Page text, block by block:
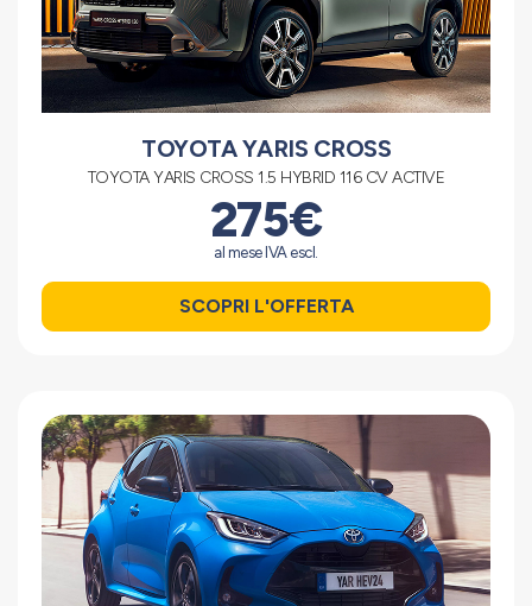
TOYOTA YARIS CROSS
TOYOTA YARIS CROSS 1.5 HYBRID 116 CV ACTIVE
275€
al mese IVA escl.
SCOPRI L'OFFERTA